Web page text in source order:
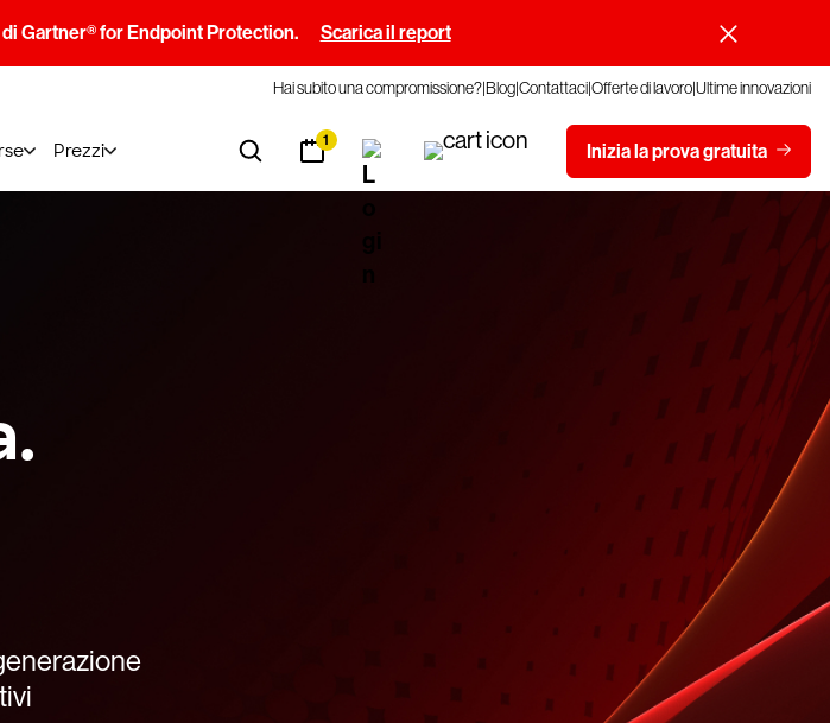
Gartner® for Endpoint Protection. Scarica il report
Hai subito una compromissione?BlogContattaciOfferte di lavoroUltime innovazioni
Prezzi 1 Inizia la prova gratuita